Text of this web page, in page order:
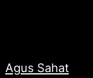
Agus Sahat